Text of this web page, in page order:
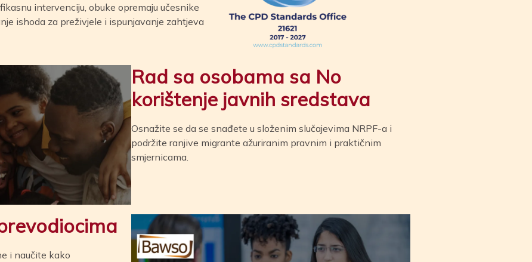
intervenciju, obuke opremaju učesnike
ishoda za preživjele i ispunjavanje zahtjeva
Rad sa osobama sa No
korištenje javnih sredstava
Osnažite se da se snađete u složenim slučajevima NRPF-a i
podržite ranjive migrante ažuriranim pravnim i praktičnim
smjernicama.
i naučite kako